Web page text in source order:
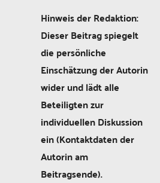
Hinweis der Redaktion:
Dieser Beitrag spiegelt
die persönliche
Einschätzung der Autorin
wider und lädt alle
Beteiligten zur
individuellen Diskussion
ein (Kontaktdaten der
Autorin am
Beitragsende).